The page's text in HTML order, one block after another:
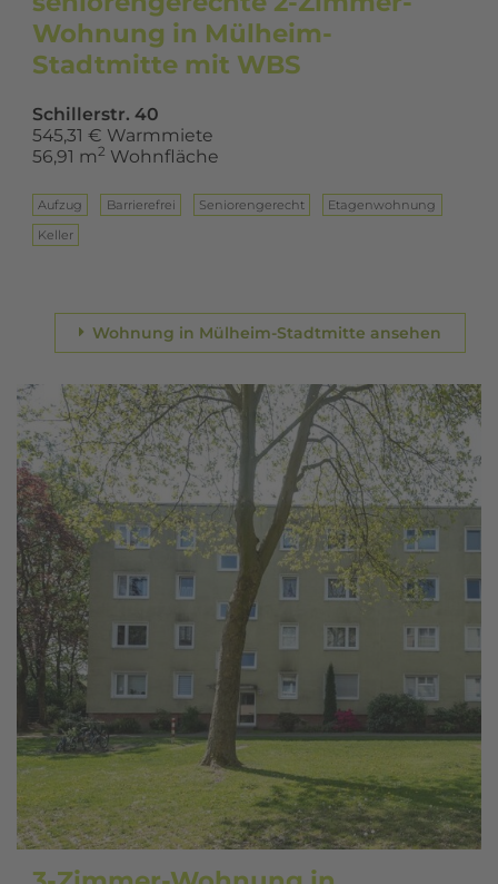
Wohnung in Mülheim-
Stadtmitte mit WBS
Schillerstr. 40
545,31 € Warmmiete
56,91 m2 Wohnfläche
Aufzug Barrierefrei Seniorengerecht
Eta­gen­woh­nung
Keller
Wohnung in Mülheim-Stadtmitte ansehen